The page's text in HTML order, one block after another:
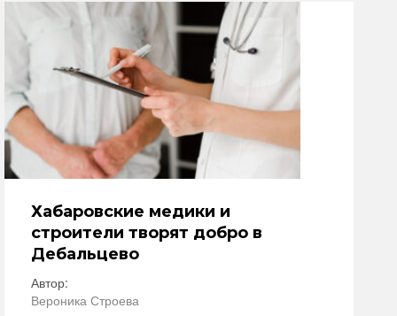
Хабаровские медики и
строители творят добро в
Дебальцево
Автор:
Вероника Строева